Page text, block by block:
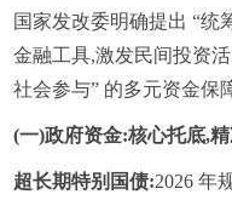
国家发改委明确提出 “统
金融工具,激发民间投资
社会参与” 的多元资金保
(一)政府资金:核心托底,
超长期特别国债:2026 年